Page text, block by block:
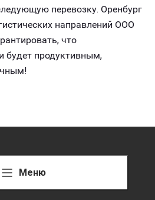
перевозку. Оренбург
направлений ООО
что
будет продуктивным,
Меню